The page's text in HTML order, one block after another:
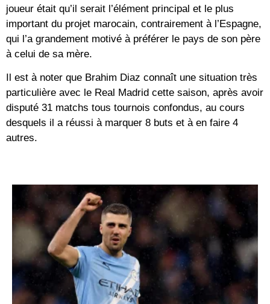
joueur était qu’il serait l’élément principal et le plus
important du projet marocain, contrairement à l’Espagne,
qui l’a grandement motivé à préférer le pays de son père
à celui de sa mère.
Il est à noter que Brahim Diaz connaît une situation très
particulière avec le Real Madrid cette saison, après avoir
disputé 31 matchs tous tournois confondus, au cours
desquels il a réussi à marquer 8 buts et à en faire 4
autres.